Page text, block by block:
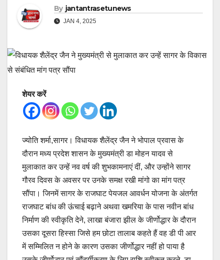
By jantantrasetunews
JAN 4, 2025
शेयर करें
ज्योति शर्मा,सागर। विधायक शैलेंद्र जैन ने भोपाल प्रवास के
दौरान मध्य प्रदेश शासन के मुख्यमंत्री डा मोहन यादव से
मुलाकात कर उन्हें नव वर्ष की शुभकामनाएं दीं, और उन्होंने सागर
गौरव दिवस के अवसर पर उनके समक्ष रखी मांगो का मांग पत्र
सौंपा। जिनमें सागर के राजघाट पेयजल आवर्धन योजना के अंतर्गत
राजघाट बांध की ऊंचाई बढ़ाने अथवा खमरिया के पास नवीन बांध
निर्माण की स्वीकृति देने, लाखा बंजारा झील के जीर्णोद्धार के दौरान
उसका दूसरा हिस्सा जिसे हम छोटा तालाब कहते हैं वह डी पी आर
में सम्मिलित न होने के कारण उसका जीर्णोद्धार नहीं हो पाया है